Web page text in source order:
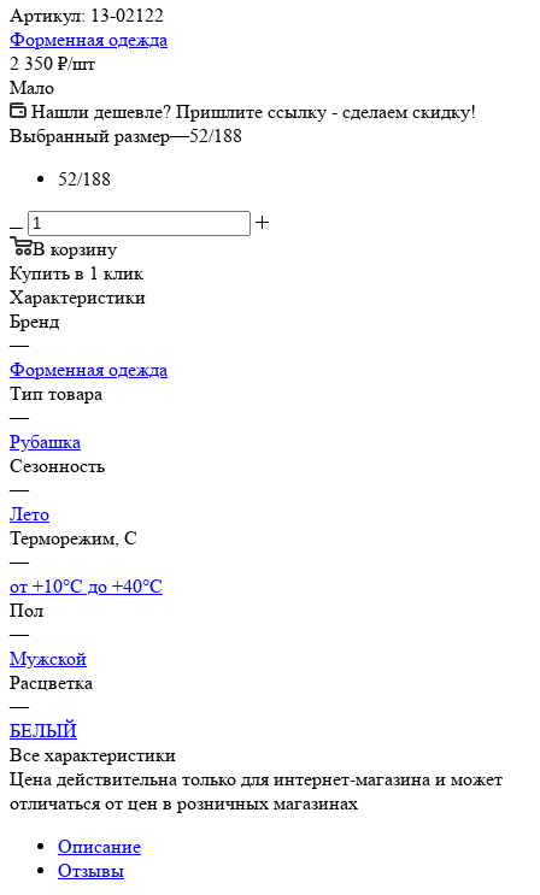
Артикул: 13-02122
Форменная одежда
2 350 ₽/шт
Мало
Нашли дешевле? Пришлите ссылку - сделаем скидку!
Выбранный размер—52/188
52/188
В корзину
Купить в 1 клик
Характеристики
Бренд
—
Форменная одежда
Тип товара
—
Рубашка
Сезонность
—
Лето
Терморежим, C
—
от +10°С до +40°С
Пол
—
Мужской
Расцветка
—
БЕЛЫЙ
Все характеристики
Цена действительна только для интернет-магазина и может
отличаться от цен в розничных магазинах
Описание
Отзывы